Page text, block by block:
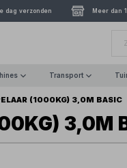
dag verzonden Meer dan
Transport
(1000KG) 3,0M BASIC
3,0M